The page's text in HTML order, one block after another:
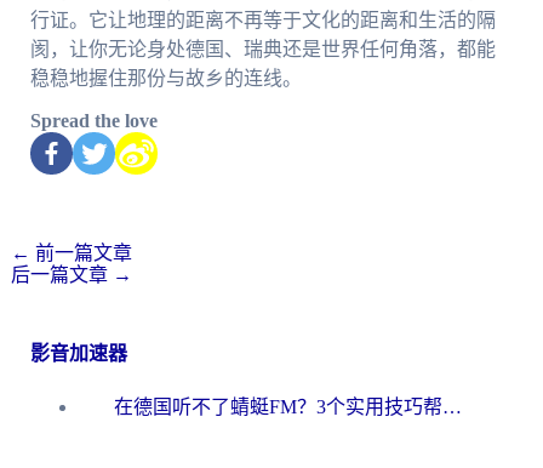
行证。它让地理的距离不再等于文化的距离和生活的隔
阂，让你无论身处德国、瑞典还是世界任何角落，都能
稳稳地握住那份与故乡的连线。
Spread the love
← 前一篇文章
后一篇文章 →
影音加速器
在德国听不了蜻蜓FM？3个实用技巧帮你解锁国内影音自由